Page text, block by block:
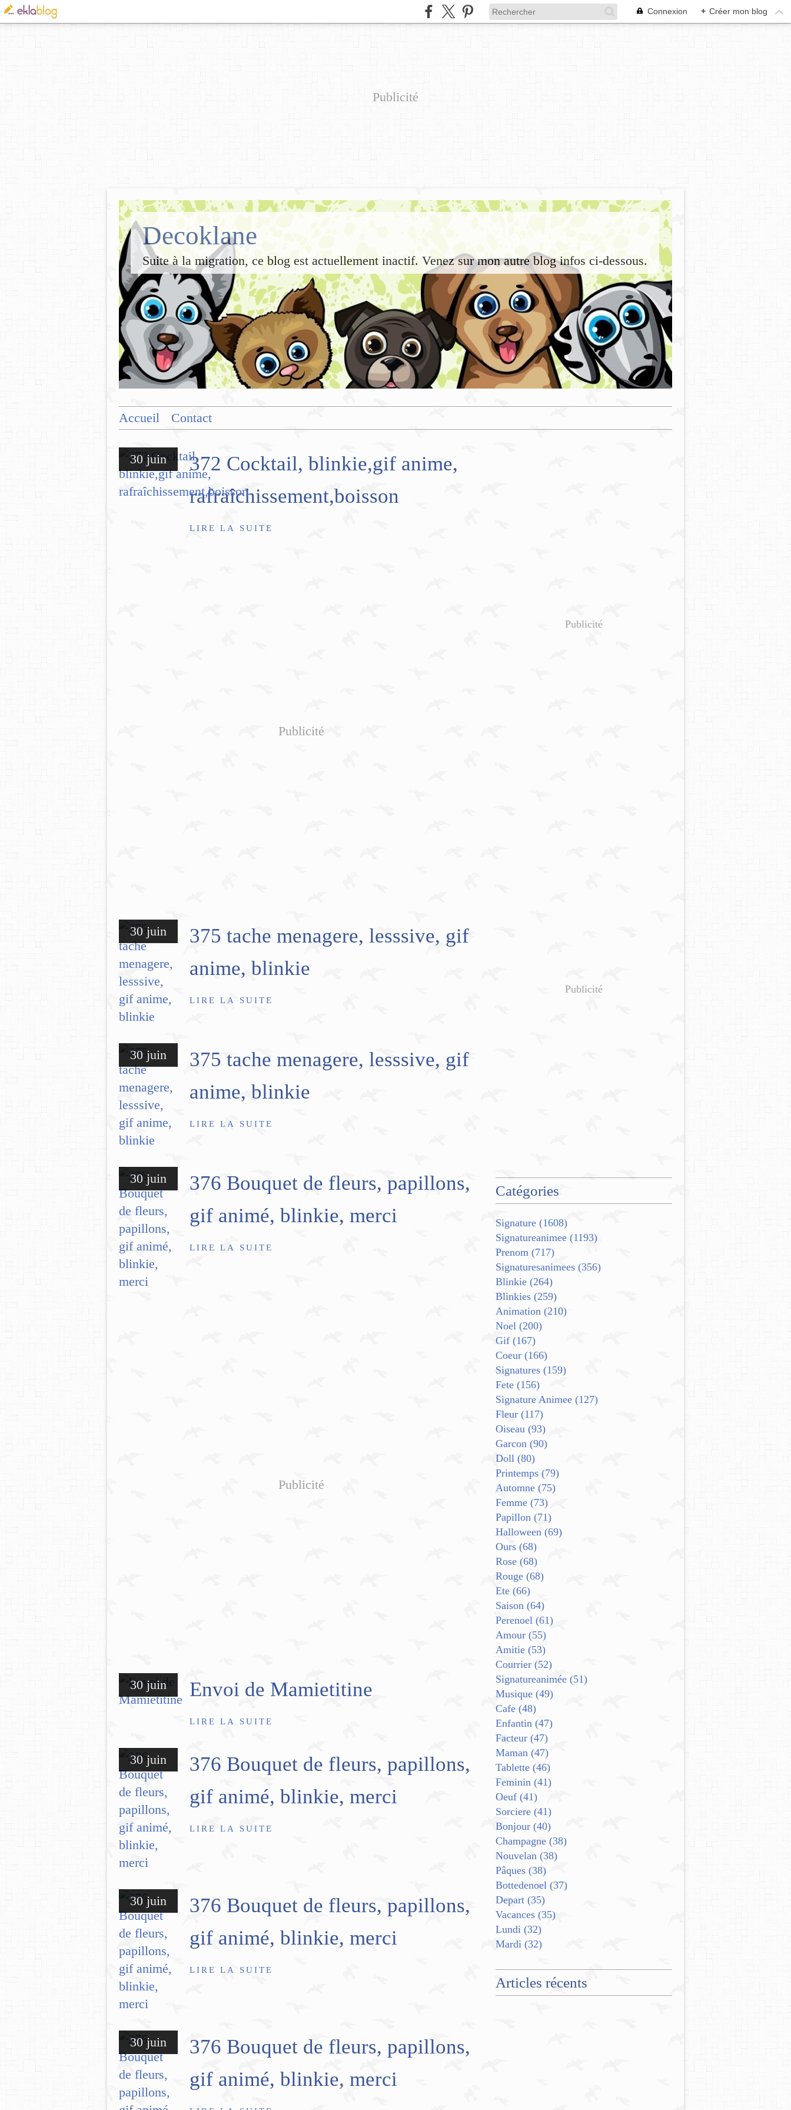
Connexion + Créer mon blog
Publicité
Decoklane
Suite à la migration, ce blog est actuellement inactif. Venez sur mon autre blog infos ci-dessous.
Accueil Contact
30 juin
372 Cocktail, blinkie,gif anime,
rafraîchissement,boisson
LIRE LA SUITE
Publicité
30 juin
375 tache menagere, lesssive, gif
anime, blinkie
LIRE LA SUITE
30 juin
375 tache menagere, lesssive, gif
anime, blinkie
LIRE LA SUITE
30 juin
376 Bouquet de fleurs, papillons,
gif animé, blinkie, merci
LIRE LA SUITE
Publicité
30 juin Envoi de Mamietitine
LIRE LA SUITE
30 juin
376 Bouquet de fleurs, papillons,
gif animé, blinkie, merci
LIRE LA SUITE
30 juin
376 Bouquet de fleurs, papillons,
gif animé, blinkie, merci
LIRE LA SUITE
30 juin
376 Bouquet de fleurs, papillons,
gif animé, blinkie, merci
Publicité
Publicité
Catégories
Signature (1608)
Signatureanimee (1193)
Prenom (717)
Signaturesanimees (356)
Blinkie (264)
Blinkies (259)
Animation (210)
Noel (200)
Gif (167)
Coeur (166)
Signatures (159)
Fete (156)
Signature Animee (127)
Fleur (117)
Oiseau (93)
Garcon (90)
Doll (80)
Printemps (79)
Automne (75)
Femme (73)
Papillon (71)
Halloween (69)
Ours (68)
Rose (68)
Rouge (68)
Ete (66)
Saison (64)
Perenoel (61)
Amour (55)
Amitie (53)
Courrier (52)
Signatureanimée (51)
Musique (49)
Cafe (48)
Enfantin (47)
Facteur (47)
Maman (47)
Tablette (46)
Feminin (41)
Oeuf (41)
Sorciere (41)
Bonjour (40)
Champagne (38)
Nouvelan (38)
Pâques (38)
Bottedenoel (37)
Depart (35)
Vacances (35)
Lundi (32)
Mardi (32)
Articles récents